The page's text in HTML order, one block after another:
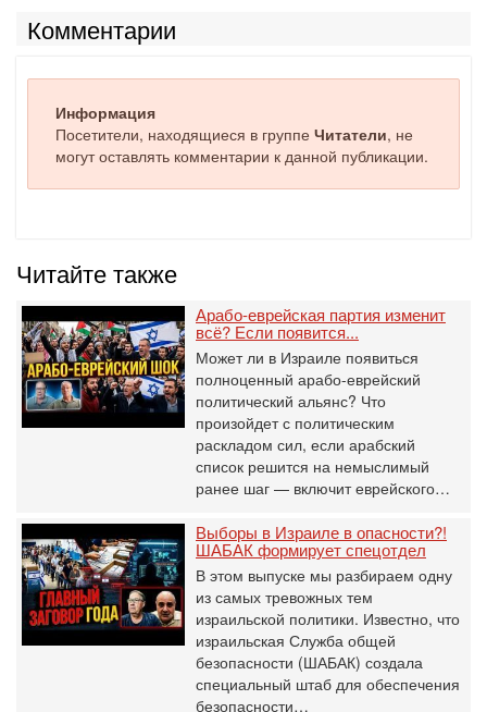
Комментарии
Информация
Посетители, находящиеся в группе Читатели, не
могут оставлять комментарии к данной публикации.
Читайте также
Арабо-еврейская партия изменит
всё? Если появится...
Может ли в Израиле появиться
полноценный арабо-еврейский
политический альянс? Что
произойдет с политическим
раскладом сил, если арабский
список решится на немыслимый
ранее шаг — включит еврейского…
Выборы в Израиле в опасности?!
ШАБАК формирует спецотдел
В этом выпуске мы разбираем одну
из самых тревожных тем
израильской политики. Известно, что
израильская Служба общей
безопасности (ШАБАК) создала
специальный штаб для обеспечения
безопасности…